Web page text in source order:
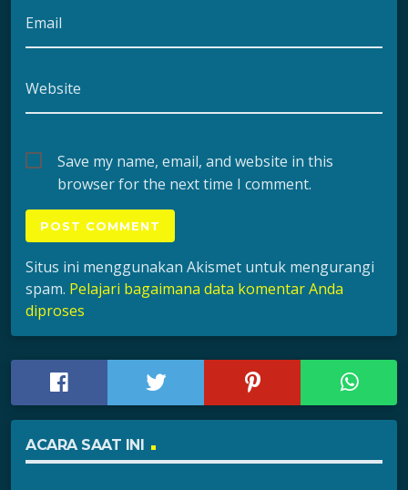
Email
Website
Save my name, email, and website in this
browser for the next time I comment.
Situs ini menggunakan Akismet untuk mengurangi
spam. Pelajari bagaimana data komentar Anda
diproses
ACARA SAAT INI